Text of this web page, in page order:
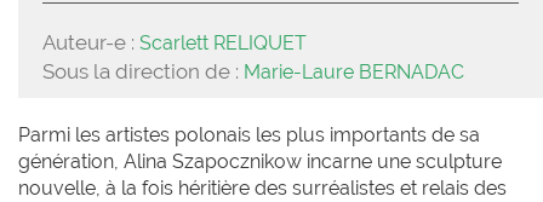
Auteur-e : Scarlett RELIQUET
Sous la direction de : Marie-Laure BERNADAC
Parmi les artistes polonais les plus importants de sa
génération, Alina Szapocznikow incarne une sculpture
nouvelle, à la fois héritière des surréalistes et relais des